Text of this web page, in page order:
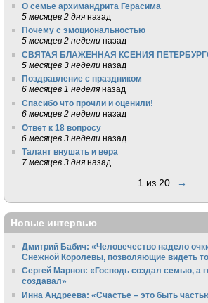
О семье архимандрита Герасима
5 месяцев 2 дня назад
Почему с эмоциональностью
5 месяцев 2 недели назад
СВЯТАЯ БЛАЖЕННАЯ КСЕНИЯ
5 месяцев 3 недели назад
Поздравление с праздником
6 месяцев 1 неделя назад
Спасибо что прочли и оценили!
6 месяцев 2 недели назад
Ответ к 18 вопросу
6 месяцев 3 недели назад
Талант внушать и вера
7 месяцев 3 дня назад
1 из 20 →
Новые интервью
Дмитрий Бабич: «Человечество надело
Снежной Королевы, позволяющие видеть
Сергей Марнов: «Господь создал семью, а
создавал»
Инна Андреева: «Счастье – это быть